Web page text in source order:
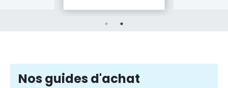
Nos guides d'achat